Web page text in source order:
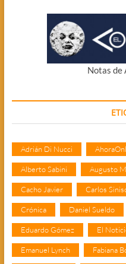
Notas de
Adrián Di Nucci
Alberto Sabini Augusto
Cacho Javier Carlos
Crónica Daniel Sueldo
Eduardo Gómez El
Emanuel Lynch Fabiana